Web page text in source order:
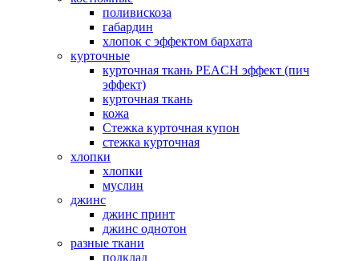
поливискоза
габардин
хлопок с эффектом бархата
курточные
курточная ткань PEACH эффект (пич
эффект)
курточная ткань
кожа
Стежка курточная купон
стежка курточная
хлопки
хлопки
муслин
джинс
джинс принт
джинс однотон
разные ткани
подклад